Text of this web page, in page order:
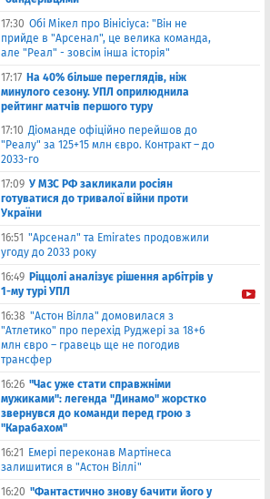
17:30 Обі Мікел про Вінісіуса: "Він не
прийде в "Арсенал", це велика команда,
але "Реал" - зовсім інша історія"
17:17 На 40% більше переглядів, ніж
минулого сезону. УПЛ оприлюднила
рейтинг матчів першого туру
17:10 Діоманде офіційно перейшов до
"Реалу" за 125+15 млн євро. Контракт – до
2033-го
17:09 У МЗС РФ закликали росіян
готуватися до тривалої війни проти
України
16:51 "Арсенал" та Emirates продовжили
угоду до 2033 року
16:49 Ріццолі аналізує рішення арбітрів у
1-му турі УПЛ
16:38 "Астон Вілла" домовилася з
"Атлетико" про перехід Руджері за 18+6
млн євро – гравець ще не погодив
трансфер
16:26 "Час уже стати справжніми
мужиками": легенда "Динамо" жорстко
звернувся до команди перед грою з
"Карабахом"
16:21
Емері переконав Мартінеса
залишитися в "Астон Віллі"
16:20 "Фантастично знову бачити його у